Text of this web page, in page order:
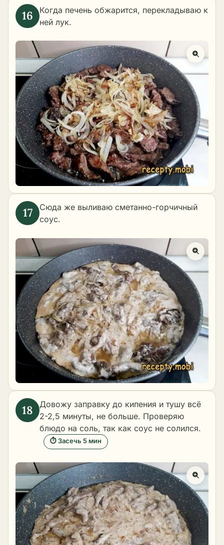
Когда печень обжарится, перекладываю к
ней лук.
Сюда же выливаю сметанно-горчичный
соус.
Довожу заправку до кипения и тушу всё
2-2,5 минуты, не больше. Проверяю
блюдо на соль, так как соус не солился.
⏱ Засечь 5 мин